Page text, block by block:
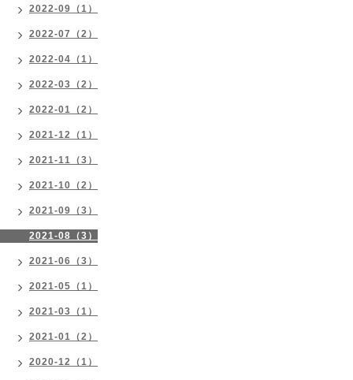
2022-09（1）
2022-07（2）
2022-04（1）
2022-03（2）
2022-01（2）
2021-12（1）
2021-11（3）
2021-10（2）
2021-09（3）
2021-08（3）
2021-06（3）
2021-05（1）
2021-03（1）
2021-01（2）
2020-12（1）